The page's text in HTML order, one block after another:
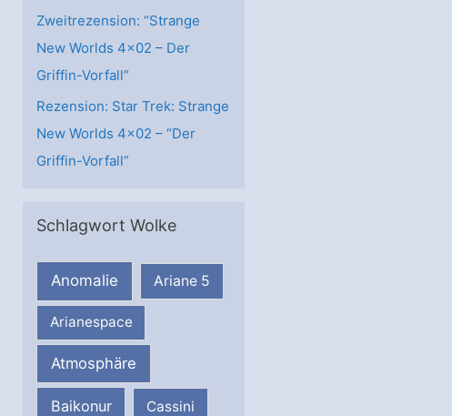
Zweitrezension: “Strange
New Worlds 4×02 – Der
Griffin-Vorfall”
Rezension: Star Trek: Strange
New Worlds 4×02 – “Der
Griffin-Vorfall”
Schlagwort Wolke
Anomalie Ariane 5
Arianespace
Atmosphäre
Baikonur Cassini